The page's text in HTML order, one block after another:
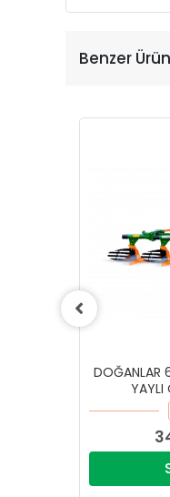
Benzer
DOĞANLAR
YAYLI